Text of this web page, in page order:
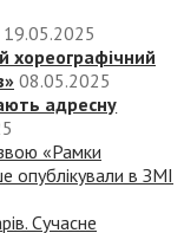
19.05.2025
хореографічний
08.05.2025
адресну
«‎Рамки
опублікували в ЗМІ
Сучасне